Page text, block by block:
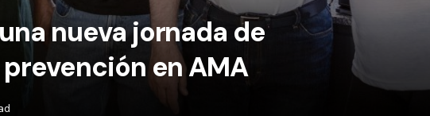
nueva jornada de
en AMA